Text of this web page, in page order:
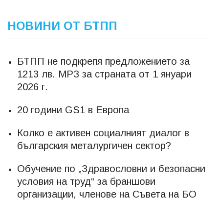
НОВИНИ ОТ БТПП
БТПП не подкрепя предложението за
1213 лв. МРЗ за страната от 1 януари
2026 г.
20 години GS1 в Европа
Колко е активен социалният диалог в
българския металургичен сектор?
Обучение по „Здравословни и безопасни
условия на труд“ за браншови
организации, членове на Съвета на БО